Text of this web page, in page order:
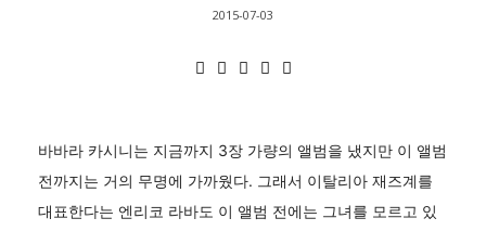
2015-07-03
바바라 카시니는 지금까지 3장 가량의 앨범을 냈지만 이 앨범
전까지는 거의 무명에 가까웠다. 그래서 이탈리아 재즈계를
대표한다는 엔리코 라바도 이 앨범 전에는 그녀를 모르고 있